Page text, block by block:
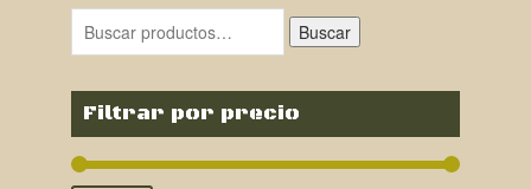
era:
495,00€.
es:
470,00€.
Buscar
Filtrar por precio